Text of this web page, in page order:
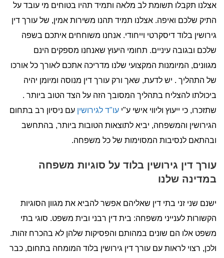
אצלנו תקבלו תשומת לב מלאה ותמיד תהיו בטוחים מי עובד על
התיק שלכם ואיפה. אצלנו תמיד תהנו משירות אמין, של עורך דין
גירושין בלוד דיסקרטי וייחודי. אנחנו משוחחים איתכם בשפה
שלכם ובגובה עיניים. תחומי היעוץ שאנחנו מספקים הינם
מגוונים, המיומנות המקצועי שלנו מדריכה אתכם לאורך כל אורכו
של התהליך . יש לדעת, שאך ורק עורך דין מנוסה ומיומן יהיה
ביכולתו להצליח בתהליך המסובך הזה על הצד הטוב ביותר .
שתזכרו, כי ייעוץ וליווי אישי ע"י עו"ד לגירושין עם ניסיון רב בתחום
הגירושין והמשפחה, יביא לתוצאות הטובות ביותר, בהתחשב
ובהתאם לנסיבות המסוימות של כל משפחה.
עורך דין גירושין בלוד על סוגיות משפחה
במדינה שלנו
ישנם שני זני בתי דין שאליהם אפשר להביא את מגוון הסוגיות
הקשורות לענייני משפחה: בית דין רבני ובית משפט. סוגי בתי
משפט אלו הם שונים במהותם והפסיקות שלהן לא בהכרח זהות.
ולכן, רצוי לראות עם עורך דין גירושין בלוד המומחה בתחום, כבר